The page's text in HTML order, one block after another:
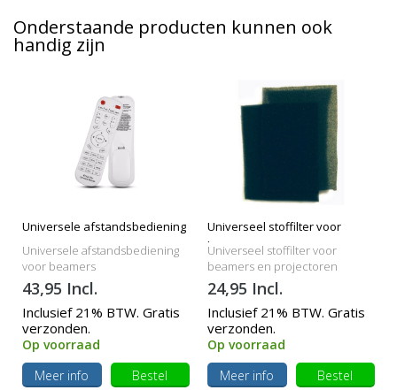
Onderstaande producten kunnen ook
handig zijn
Universele afstandsbediening
Universele afstandsbediening
voor beamers
43,95 Incl.
Inclusief 21% BTW. Gratis
verzonden.
Op voorraad
Meer info
Bestel
Universeel stoffilter voor
beamers
Universeel stoffilter voor
beamers en projectoren
24,95 Incl.
Inclusief 21% BTW. Gratis
verzonden.
Op voorraad
Meer info
Bestel